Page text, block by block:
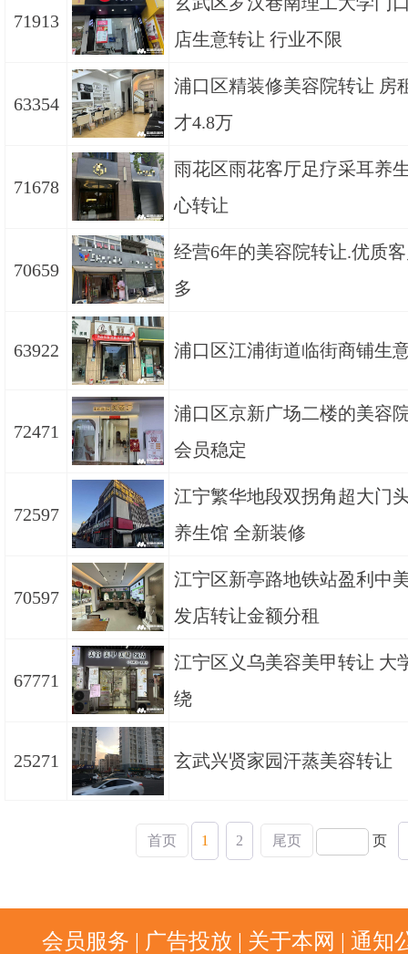
71913
店生意转让 行业不限
63354
浦口区精装修美容院转让 房
才4.8万
71678
雨花区雨花客厅足疗采耳养
心转让
70659
经营6年的美容院转让.优质
多
63922 浦口区江浦街道临街商铺生
72471
浦口区京新广场二楼的美容
会员稳定
72597
江宁繁华地段双拐角超大门
养生馆 全新装修
70597
江宁区新亭路地铁站盈利中
发店转让金额分租
67771
江宁区义乌美容美甲转让 大
绕
25271 玄武兴贤家园汗蒸美容转让
首页 1 2 尾页 页
会员服务 | 广告投放 | 关于本网 | 通知